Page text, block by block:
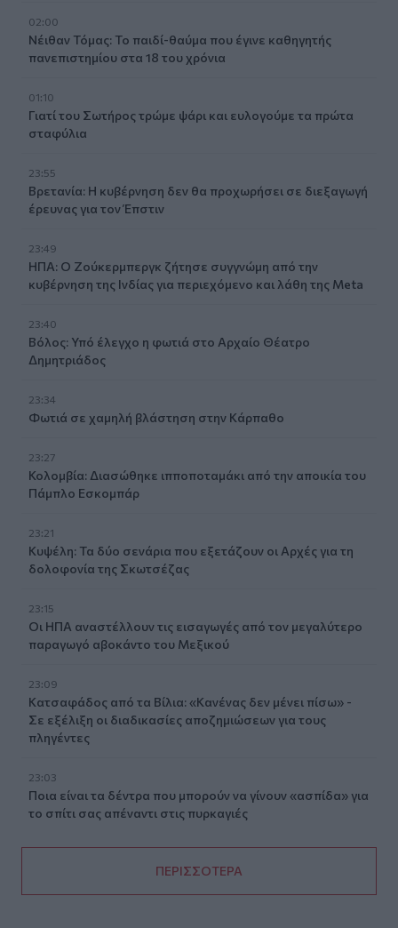
02:00
Νέιθαν Τόμας: Το παιδί-θαύμα που έγινε καθηγητής
πανεπιστημίου στα 18 του χρόνια
01:10
Γιατί του Σωτήρος τρώμε ψάρι και ευλογούμε τα πρώτα
σταφύλια
23:55
Βρετανία: Η κυβέρνηση δεν θα προχωρήσει σε διεξαγωγή
έρευνας για τον Έπστιν
23:49
ΗΠΑ: Ο Ζούκερμπεργκ ζήτησε συγγνώμη από την
κυβέρνηση της Ινδίας για περιεχόμενο και λάθη της Meta
23:40
Βόλος: Υπό έλεγχο η φωτιά στο Αρχαίο Θέατρο
Δημητριάδος
23:34
Φωτιά σε χαμηλή βλάστηση στην Κάρπαθο
23:27
Κολομβία: Διασώθηκε ιπποποταμάκι από την αποικία του
Πάμπλο Εσκομπάρ
23:21
Κυψέλη: Τα δύο σενάρια που εξετάζουν οι Αρχές για τη
δολοφονία της Σκωτσέζας
23:15
Οι ΗΠΑ αναστέλλουν τις εισαγωγές από τον μεγαλύτερο
παραγωγό αβοκάντο του Μεξικού
23:09
Κατσαφάδος από τα Βίλια: «Κανένας δεν μένει πίσω» -
Σε εξέλιξη οι διαδικασίες αποζημιώσεων για τους
πληγέντες
23:03
Ποια είναι τα δέντρα που μπορούν να γίνουν «ασπίδα» για
το σπίτι σας απέναντι στις πυρκαγιές
ΠΕΡΙΣΣΟΤΕΡΑ